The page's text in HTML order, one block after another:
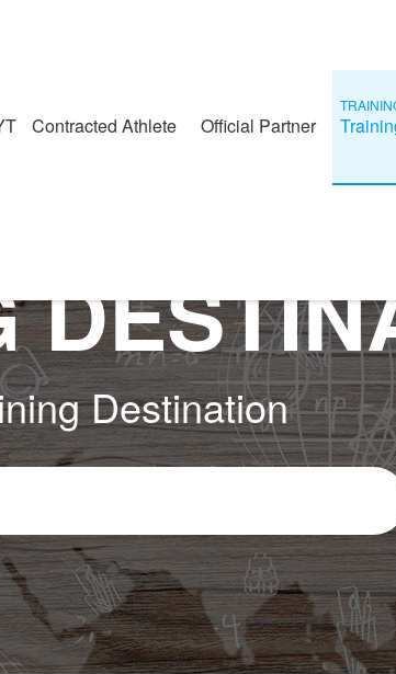
Contracted Athlete Official Partner
Destination